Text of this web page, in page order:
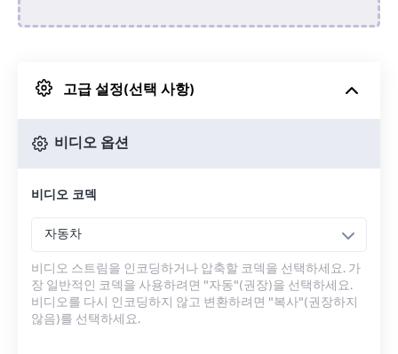
Google 드라이브에서
고급 설정(선택 사항)
비디오 옵션
비디오 코덱
자동차
비디오 스트림을 인코딩하거나 압축할 코덱을 선택하세요. 가
장 일반적인 코덱을 사용하려면 "자동"(권장)을 선택하세요.
비디오를 다시 인코딩하지 않고 변환하려면 "복사"(권장하지
않음)를 선택하세요.